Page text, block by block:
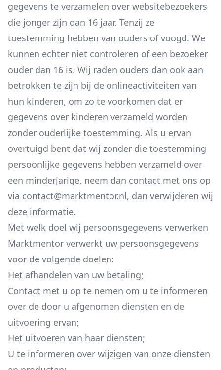
gegevens te verzamelen over websitebezoekers
die jonger zijn dan 16 jaar. Tenzij ze
toestemming hebben van ouders of voogd. We
kunnen echter niet controleren of een bezoeker
ouder dan 16 is. Wij raden ouders dan ook aan
betrokken te zijn bij de onlineactiviteiten van
hun kinderen, om zo te voorkomen dat er
gegevens over kinderen verzameld worden
zonder ouderlijke toestemming. Als u ervan
overtuigd bent dat wij zonder die toestemming
persoonlijke gegevens hebben verzameld over
een minderjarige, neem dan contact met ons op
via contact@marktmentor.nl, dan verwijderen wij
deze informatie.
Met welk doel wij persoonsgegevens verwerken
Marktmentor verwerkt uw persoonsgegevens
voor de volgende doelen:
Het afhandelen van uw betaling;
Contact met u op te nemen om u te informeren
over de door u afgenomen diensten en de
uitvoering ervan;
Het uitvoeren van haar diensten;
U te informeren over wijzigen van onze diensten